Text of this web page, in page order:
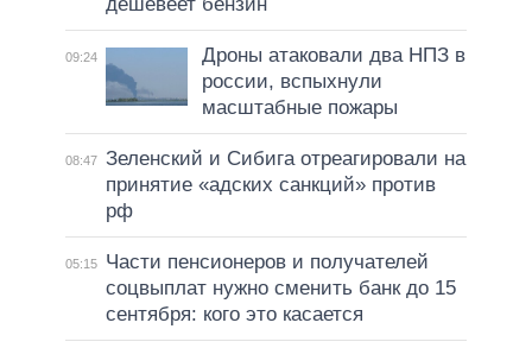
дешевеет бензин
09:24
Дроны атаковали два НПЗ в
россии, вспыхнули
масштабные пожары
08:47 Зеленский и Сибига отреагировали на
принятие «адских санкций» против
рф
05:15
Части пенсионеров и получателей
соцвыплат нужно сменить банк до 15
сентября: кого это касается